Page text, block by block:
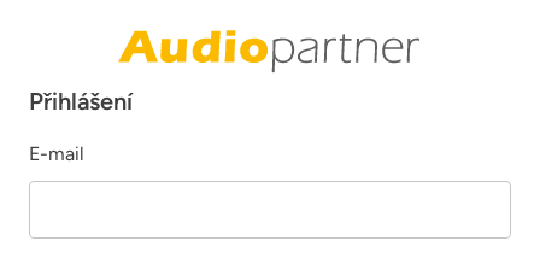
Přihlášení
E-mail